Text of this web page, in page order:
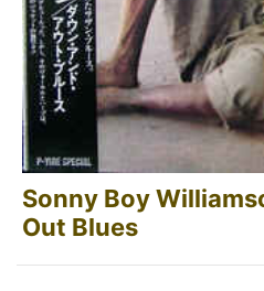
Sonny Boy
Out Blues